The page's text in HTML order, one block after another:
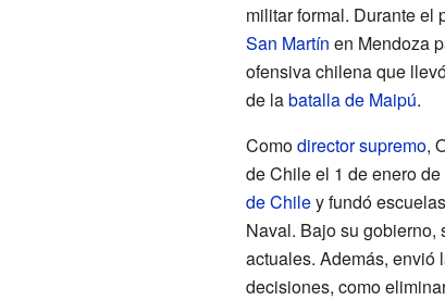
militar formal. Durante el
San Martín en Mendoza
ofensiva chilena que
de labatalla de Maipú.
Comodirector supremo,
de Chile el 1 de enero
de Chiley fundó
Naval. Bajo su gobierno,
actuales. Además, envió
decisiones, como